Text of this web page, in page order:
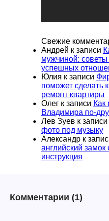
Свежие
Андрей к записи
мужчиной: советы
успешных
Юлия к записи
поможет сделать
ремонт квартиры
Олег к записи Как
Владимира по-
Лев Зуев к записи
фото под музыку
Александр к
английский замок
инструкция
Комментарии (1)